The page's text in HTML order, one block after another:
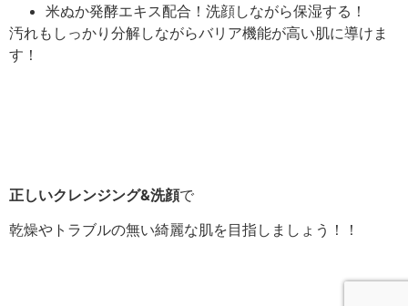
米ぬか発酵エキス配合！洗顔しながら保湿する！
汚れもしっかり分解しながらバリア機能が高い肌に導けま
す！
正しいクレンジング&洗顔で
乾燥やトラブルの無い綺麗な肌を目指しましょう！！